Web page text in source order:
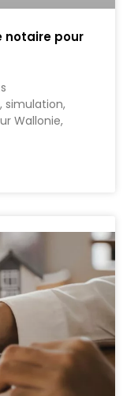
notaire pour
simulation,
Wallonie,